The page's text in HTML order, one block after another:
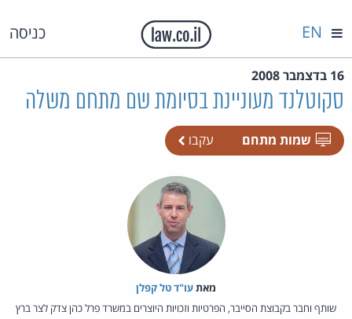
כניסה EN
16 בדצמבר 2008
סקוטלנד מעוניינת בסיומת שם מתחם משלה
שמות מתחם עקבו
מאת‏עו"ד טל קפלן
שותף וחבר בקבוצת הסייבר, הפרטיות וזכויות היוצרים במשרד פרל כהן צדק לצר ברץ